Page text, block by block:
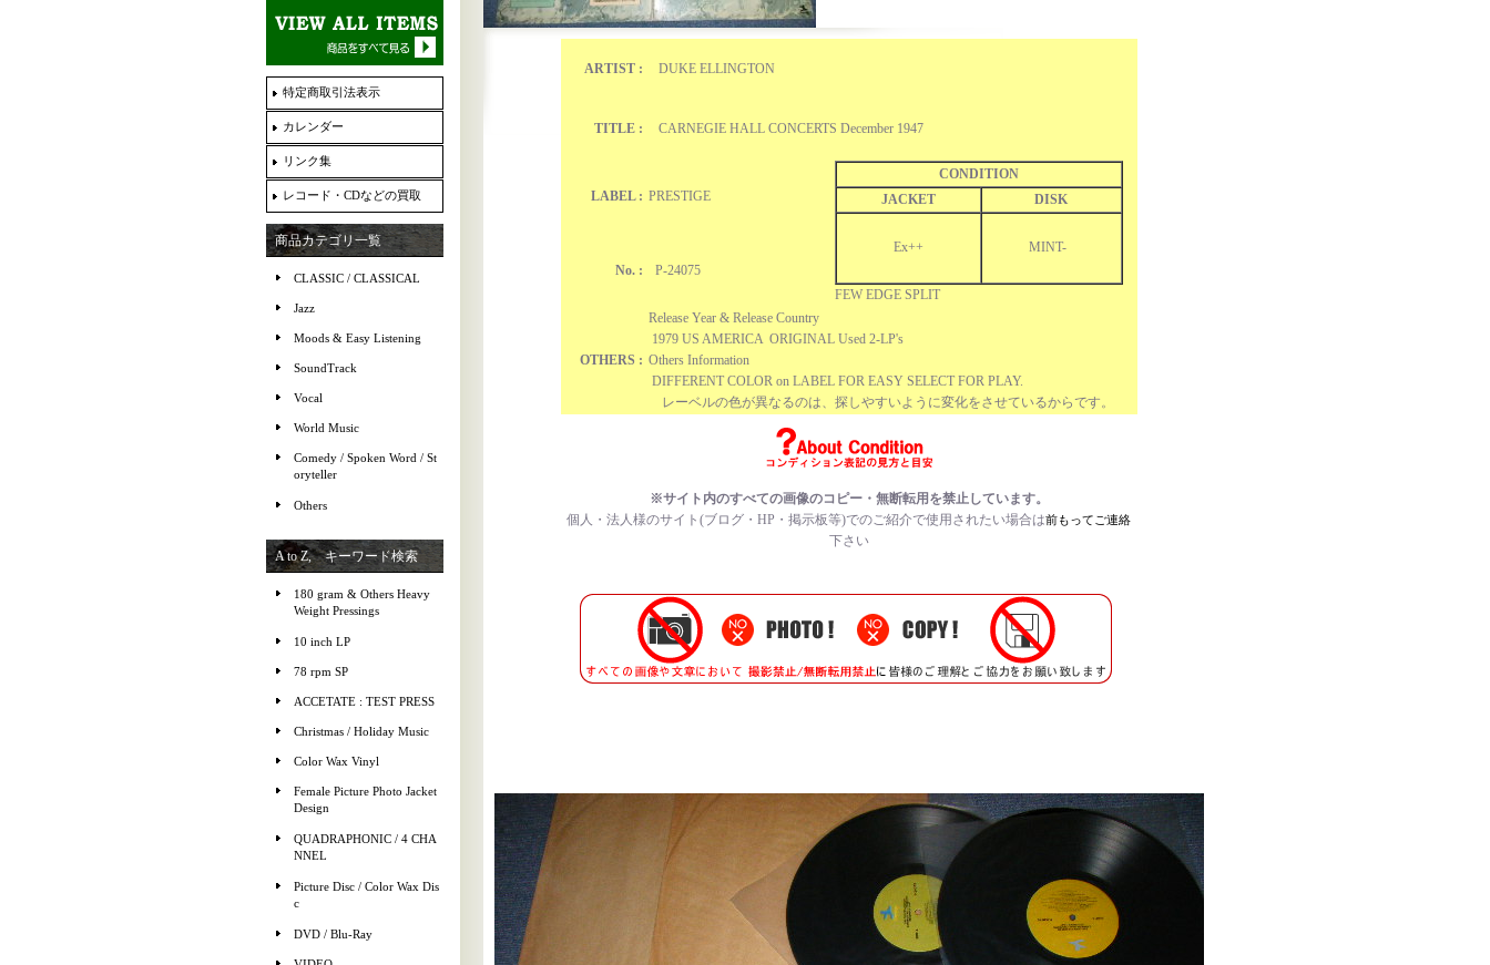
特定商取引法表示
カレンダー
リンク集
レコード・CDなどの買取
商品カテゴリ一覧
CLASSIC / CLASSICAL
Jazz
Moods & Easy Listening
SoundTrack
Vocal
World Music
Comedy / Spoken Word / St
oryteller
Others
A to Z, キーワード検索
180 gram & Others Heavy
Weight Pressings
10 inch LP
78 rpm SP
ACCETATE : TEST PRESS
Christmas / Holiday Music
Color Wax Vinyl
Female Picture Photo Jacket
Design
QUADRAPHONIC / 4 CHA
NNEL
Picture Disc / Color Wax Dis
c
DVD / Blu-Ray
ARTIST : DUKE ELLINGTON
TITLE : CARNEGIE HALL CONCERTS December 1947
LABEL : PRESTIGE
CONDITION
JACKET
DISK
Ex++ MINT-
FEW EDGE SPLIT
No. : P-24075
OTHERS :
Release Year & Release Country
1979 US AMERICA ORIGINAL Used 2-LP's
Others Information
DIFFERENT COLOR on LABEL FOR EASY SELECT FOR PLAY.
レーベルの色が異なるのは、探しやすいように変化をさせているからです。
※サイト内のすべての画像のコピー・無断転用を禁止しています。
個人・法人様のサイト(ブログ・HP・掲示板等)でのご紹介で使用されたい場合は前もってご連絡
下さい